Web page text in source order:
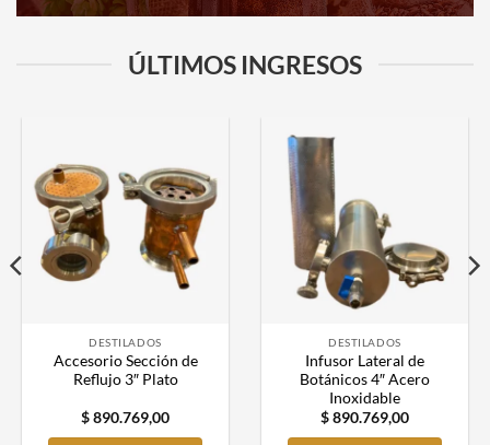
ÚLTIMOS INGRESOS
DESTILADOS
Accesorio Sección de
Reflujo 3″ Plato
$890.769,00
DESTILADOS
Infusor Lateral de
Botánicos 4″ Acero
Inoxidable
$890.769,00